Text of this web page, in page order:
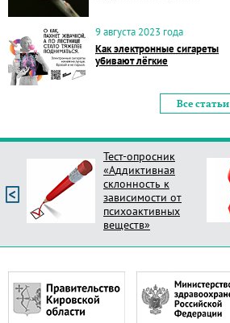
9 августа 2023 года
Как электронные сигареты
убивают лёгкие
Все статьи
Профилактика
ВИЧ/СПИДа в
России